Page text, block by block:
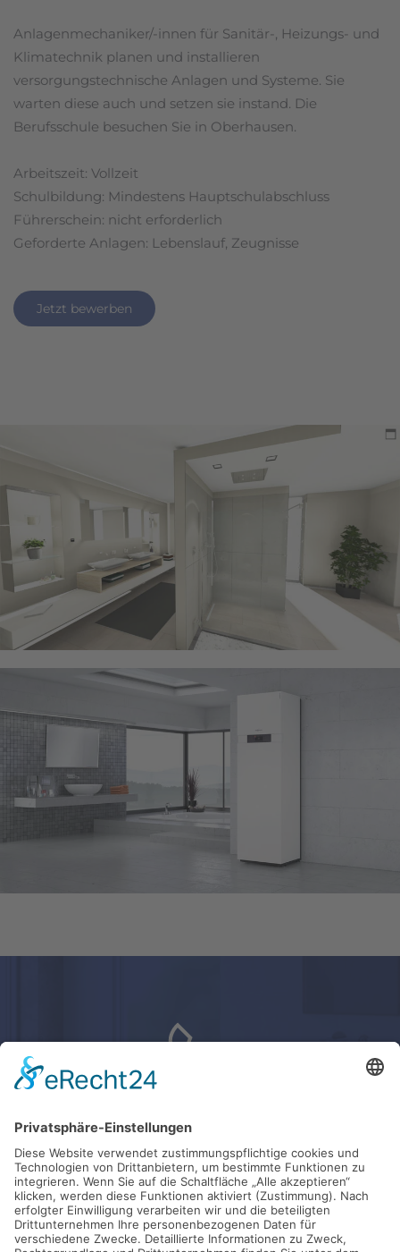
Anlagenmechaniker/-innen für Sanitär-, Heizungs- und
Klimatechnik planen und installieren
versorgungstechnische Anlagen und Systeme. Sie
warten diese auch und setzen sie instand. Die
Berufsschule besuchen Sie in Oberhausen.
Arbeitszeit: Vollzeit
Schulbildung: Mindestens Hauptschulabschluss
Führerschein: nicht erforderlich
Geforderte Anlagen: Lebenslauf, Zeugnisse
Jetzt bewerben
0208 - 62 89 61
Sie haben Fragen?
Rufen Sie uns an, wir helfen Ihnen weiter.
Kontakt